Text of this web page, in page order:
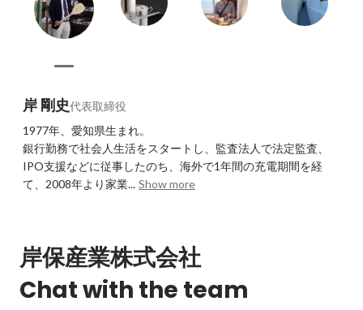
岸 剛史代表取締役
1977年、愛知県生まれ。
銀行勤務で社会人生活をスタートし、監査法人で法定監査、
IPO支援などに従事したのち、海外で1年間の充電期間を経
て、2008年より家業... Show more
岸保産業株式会社
Chat with the team